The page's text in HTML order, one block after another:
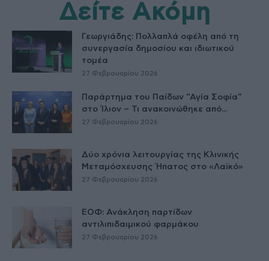
Δείτε Ακόμη
Γεωργιάδης: Πολλαπλά οφέλη από τη
συνεργασία δημοσίου και ιδιωτικού
τομέα
27 Φεβρουαρίου 2026
Παράρτημα του Παίδων “Αγία Σοφία”
στο Ίλιον – Τι ανακοινώθηκε από...
27 Φεβρουαρίου 2026
Δύο χρόνια λειτουργίας της Κλινικής
Μεταμόσχευσης Ήπατος στο «Λαϊκό»
27 Φεβρουαρίου 2026
ΕΟΦ: Ανάκληση παρτίδων
αντιλιπιδαιμικού φαρμάκου
27 Φεβρουαρίου 2026